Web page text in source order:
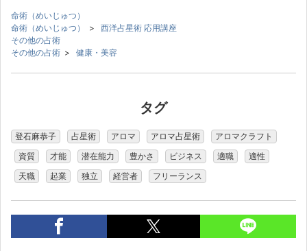
命術（めいじゅつ）
命術（めいじゅつ）
> 西洋占星術 応用講座
その他の占術
その他の占術 > 健康・美容
タグ
登石麻恭子 占星術 アロマ アロマ占星術
アロマクラフト
資質
才能 潜在能力 豊かさ ビジネス 適職
適性
天職
起業 独立 経営者 フリーランス